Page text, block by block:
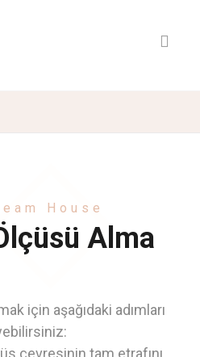
House
Alma
için aşağıdaki adımları
çevresinin tam etrafını